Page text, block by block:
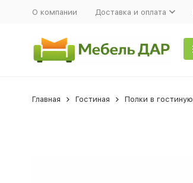
О компании Доставка и оплата
Главная Гостиная Полки в гостиную